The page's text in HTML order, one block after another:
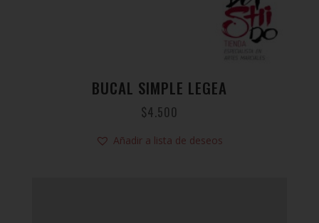
BUCAL SIMPLE LEGEA
$4.500
Añadir a lista de deseos